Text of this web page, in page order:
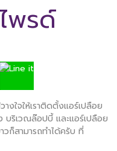
พรด์
งใจให้เราติดตั้งแอร์เปลือย
บริเวณล๊อปบี้ และแอร์เปลือย
ก็สามารถทำได้ครับ ที่